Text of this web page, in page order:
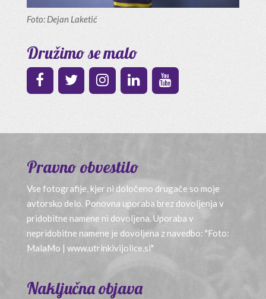
Foto: Dejan Laketić
Družimo se malo
Pravno obvestilo
Vse fotografije, kjer ni določeno drugače so moje
avtorsko delo. Ponovna uporaba brez dovoljenja v
pridobitne namene ni dovoljena. Uporaba v
nepridobitne namene je dovoljena z navedbo: "Foto:
MalaMo | www.utrinkivijolice.si"
Naključna objava